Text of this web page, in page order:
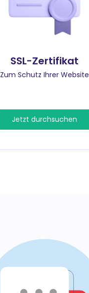
SSL-Zertifikat
Zum Schutz Ihrer Website
Jetzt durchsuchen